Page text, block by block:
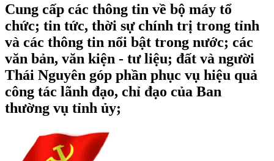
Cung cấp các thông tin về bộ máy tổ
chức; tin tức, thời sự chính trị trong tỉnh
và các thông tin nổi bật trong nước; các
văn bản, văn kiện - tư liệu; đất và người
Thái Nguyên góp phần phục vụ hiệu quả
công tác lãnh đạo, chỉ đạo của Ban
thường vụ tỉnh ủy;